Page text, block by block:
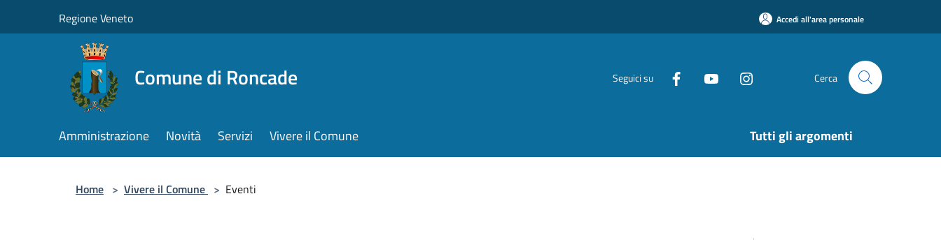
Regione Veneto Accedi all'area personale
Comune di Roncade Seguici su Cerca
Amministrazione Novità Servizi Vivere il Comune Tutti gli argomenti
Home > Vivere il Comune > Eventi